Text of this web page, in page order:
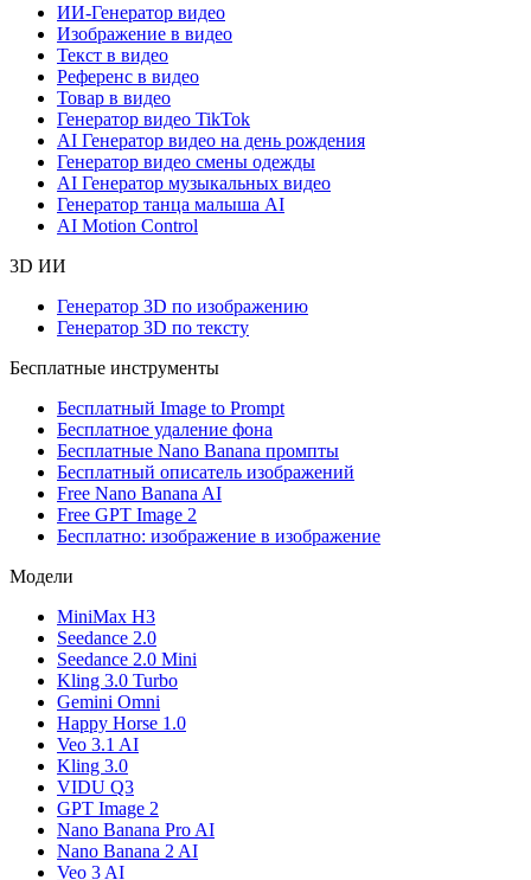
ИИ-Генератор видео
Изображение в видео
Текст в видео
Референс в видео
Товар в видео
Генератор видео TikTok
AI Генератор видео на день рождения
Генератор видео смены одежды
AI Генератор музыкальных видео
Генератор танца малыша AI
AI Motion Control
3D ИИ
Генератор 3D по изображению
Генератор 3D по тексту
Бесплатные инструменты
Бесплатный Image to Prompt
Бесплатное удаление фона
Бесплатные Nano Banana промпты
Бесплатный описатель изображений
Free Nano Banana AI
Free GPT Image 2
Бесплатно: изображение в изображение
Модели
MiniMax H3
Seedance 2.0
Seedance 2.0 Mini
Kling 3.0 Turbo
Gemini Omni
Happy Horse 1.0
Veo 3.1 AI
Kling 3.0
VIDU Q3
GPT Image 2
Nano Banana Pro AI
Nano Banana 2 AI
Veo 3 AI